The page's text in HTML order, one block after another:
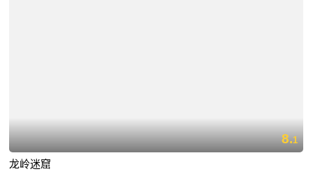
8.1
龙岭迷窟